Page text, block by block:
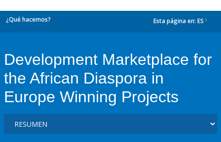
¿Qué hacemos? Esta página en: ES
Development Marketplace for
the African Diaspora in
Europe Winning Projects